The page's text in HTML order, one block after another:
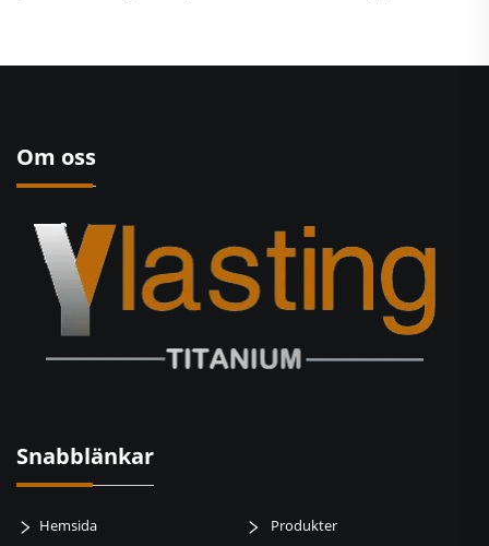
Om oss
Snabblänkar
Hemsida Produkter